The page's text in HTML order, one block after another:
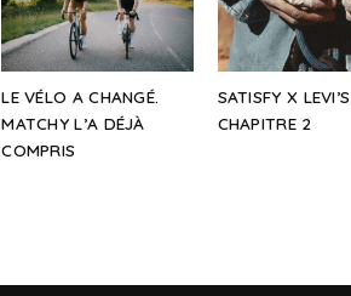
LE VÉLO A CHANGÉ.
MATCHY L’A DÉJÀ
COMPRIS
SATISFY X LEVI’S
CHAPITRE 2